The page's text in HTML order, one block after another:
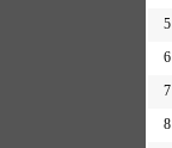
5
6
7
8